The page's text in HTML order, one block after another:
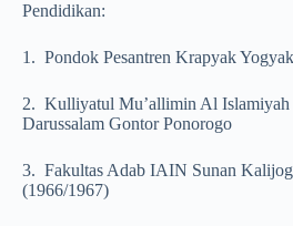
Pendidikan:
1. Pondok Pesantren Krapyak
2. Kulliyatul Mu’allimin Al Islamiyah
Darussalam Gontor Ponorogo
3. Fakultas Adab IAIN Sunan
(1966/1967)